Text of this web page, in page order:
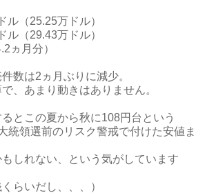
ル（25.25万ドル）
（29.43万ドル）
ヵ月分）
数は2ヵ月ぶりに減少。
、あまり動きはありません。
とこの夏から秋に108円台という
統領選前のリスク警戒で付けた安値ま
しれない、という気がしています
らいだし、、、）